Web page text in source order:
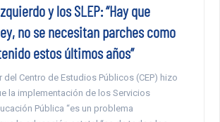
y los SLEP: “Hay que
no se necesitan parches como
estos últimos años”
del Centro de Estudios Públicos (CEP) hizo
la implementación de los Servicios
Pública “es un problema